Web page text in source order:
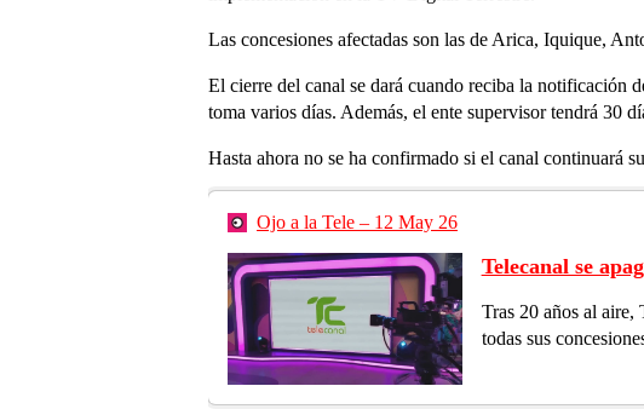
Las concesiones afectadas son las de Arica, Iquique,
El cierre del canal se dará cuando reciba la notificación
toma varios días. Además, el ente supervisor tendrá 30
Hasta ahora no se ha confirmado si el canal continuará
Ojo a la Tele – 12 May 26
Telecanal se
Tras 20 años al
todas sus